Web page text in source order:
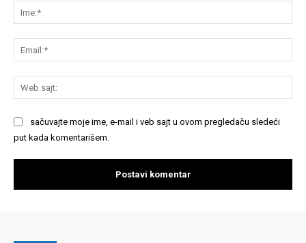
sačuvajte moje ime, e-mail i veb sajt u ovom pregledaču sledeći
put kada komentarišem.